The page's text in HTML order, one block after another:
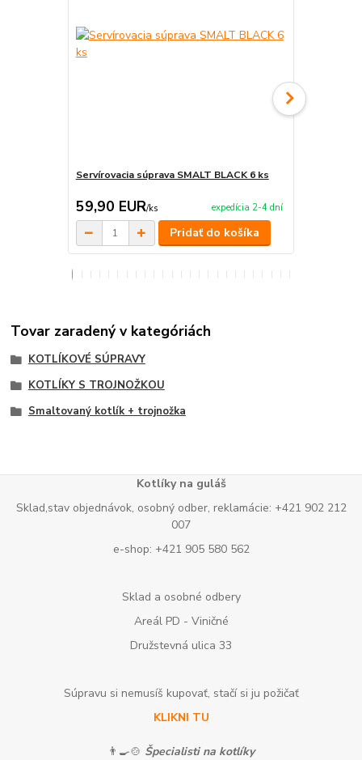
Servírovacia súprava SMALT BLACK 6 ks
59,90 EUR/ks expedícia 2-4 dní
Pridať do košíka
Tovar zaradený v kategóriách
KOTLÍKOVÉ SÚPRAVY
KOTLÍKY S TROJNOŽKOU
Smaltovaný kotlík + trojnožka
Kotlíky na guláš
Sklad,stav objednávok, osobný odber, reklamácie: +421 902 212
007
e-shop: +421 905 580 562
Sklad a osobné odbery
Areál PD - Viničné
Družstevná ulica 33
Súpravu si nemusíš kupovať, stačí si ju požičať
KLIKNI TU
👨‍🍳🍲 Špecialisti na kotlíky